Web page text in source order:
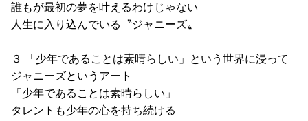
誰もが最初の夢を叶えるわけじゃない
人生に入り込んでいる〝ジャニーズ〟
３ 「少年であることは素晴らしい」という世界に浸って
ジャニーズというアート
「少年であることは素晴らしい」
タレントも少年の心を持ち続ける